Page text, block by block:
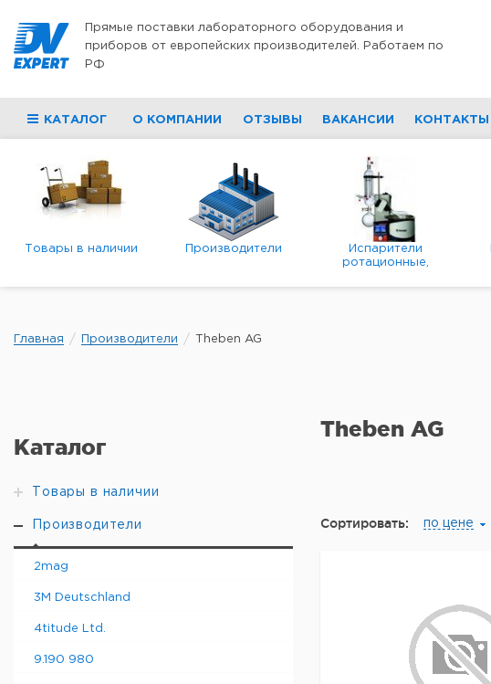
Прямые поставки лабораторного оборудования и
приборов от европейских производителей. Работаем по
РФ
КАТАЛОГ О КОМПАНИИ ОТЗЫВЫ ВАКАНСИИ КОНТАКТЫ
Товары в наличии Производители
Испарители
ротационные,
вакуумные
Главная Производители Theben AG
Каталог
Товары в наличии
Производители
2mag
3M Deutschland
4titude Ltd.
9.190 980
Theben AG
Сортировать: по цене